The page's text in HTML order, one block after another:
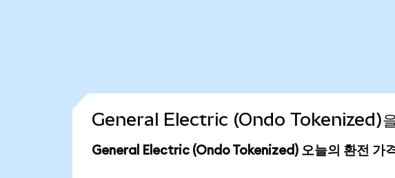
General Electric (Ondo Tokenized)을
General Electric (Ondo Tokenized) 오늘의 환전 가